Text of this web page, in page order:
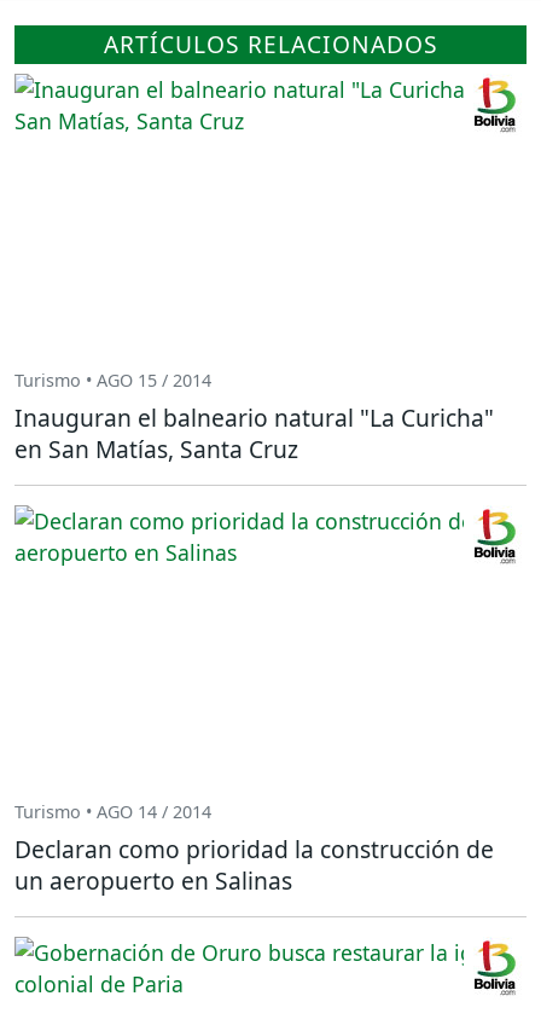
ARTÍCULOS RELACIONADOS
Turismo • AGO 15 / 2014
Inauguran el balneario natural "La Curicha"
en San Matías, Santa Cruz
Turismo • AGO 14 / 2014
Declaran como prioridad la construcción de
un aeropuerto en Salinas